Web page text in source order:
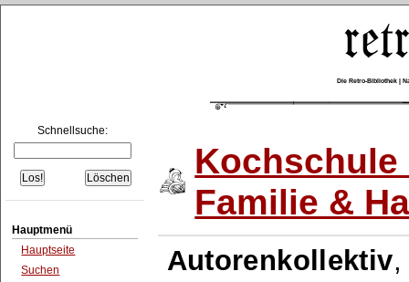
Die Retro-Bibliothek |
Schnellsuche:
Hauptmenü
Hauptseite
Suchen
Kochschule
Familie &
Autorenkollektiv